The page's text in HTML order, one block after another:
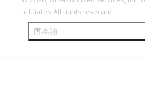
affiliates.All rights reserved.
日本語